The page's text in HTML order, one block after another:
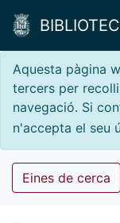
Aquesta pàgina
tercers per
navegació. Si
n'accepta el seu
Eines de cerca